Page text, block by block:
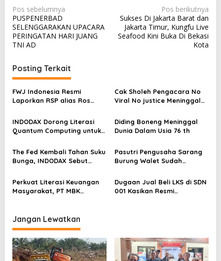
N
a
v
i
g
a
s
i
p
o
s
Pos sebelumnya
PUSPENERBAD
SELENGGARAKAN UPACARA
PERINGATAN HARI JUANG
TNI AD
Pos berikutnya
Sukses Di Jakarta Barat dan
Jakarta Timur, Kungfu Live
Seafood Kini Buka Di Bekasi
Kota
Posting Terkait
FWJ Indonesia Resmi
Laporkan RSP alias Ros
Cak Sholeh Pengacara No
Viral No justice Meninggal
INDODAX Dorong Literasi
Quantum Computing untuk
Blockchain
Diding Boneng Meninggal
Dunia Dalam Usia 76 th
The Fed Kembali Tahan Suku
Bunga, INDODAX Sebut
Sentimen Pasar
Pasutri Pengusaha Sarang
Burung Walet Sudah
Pelapor Desak Polda Jambi
Segera Lakukan Penahanan
Perkuat Literasi Keuangan
Masyarakat, PT MBK
Dugaan Jual Beli LKS di SDN
001 Kasikan Resmi
Jangan Lewatkan